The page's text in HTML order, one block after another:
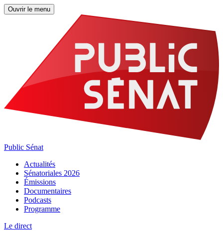
Ouvrir le menu
Public Sénat
Actualités
Sénatoriales 2026
Émissions
Documentaires
Podcasts
Programme
Le direct